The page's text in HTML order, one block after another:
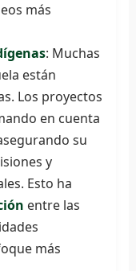
más
: Muchas
están
Los proyectos
en cuenta
su
y
Esto ha
entre las
más